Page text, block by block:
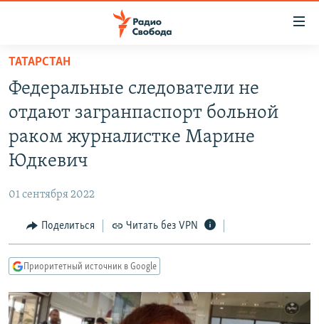
упрощенного
доступа
основному
содержанию
навигации
Вернутся
ПОДКАСТЫ
АВТОРСКИЕ ПРОЕКТЫ
ЦИТАТЫ СВОБОДЫ
КУЛЬТУРА
IDEL.РЕАЛИИ
КАВКАЗ.РЕАЛИИ
СИБИРЬ.РЕАЛИИ
ТАТАРСТАН
Федеральные следователи не
отдают загранпаспорт больной
раком журналистке Марине
Юдкевич
01 сентября 2022
Поделиться Читать без VPN
Приоритетный источник в Google